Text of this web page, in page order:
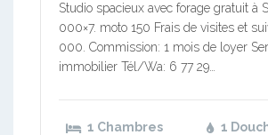
Studio spacieux avec forage gratuit à
000×7. moto 150 Frais de visites et
000. Commission: 1 mois de loyer
immobilier Tél/Wa: 6 77 29…
1 Chambres 1